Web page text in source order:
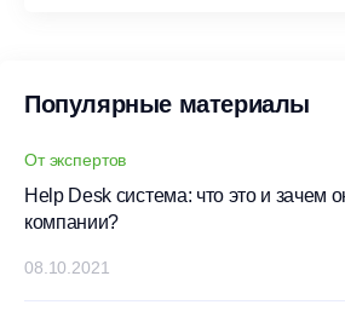
Популярные материалы
От экспертов
Help Desk система: что это и зачем
компании?
08.10.2021